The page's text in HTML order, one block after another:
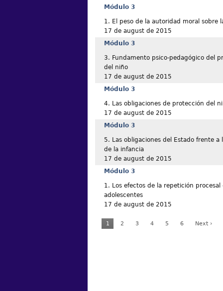
Módulo 3
1. El peso de la autoridad moral sobre
17 de august de 2015
Módulo 3
3. Fundamento psico-pedagógico del
del niño
17 de august de 2015
Módulo 3
4. Las obligaciones de protección del
17 de august de 2015
Módulo 3
5. Las obligaciones del Estado frente a
de la infancia
17 de august de 2015
Módulo 3
1. Los efectos de la repetición
adolescentes
17 de august de 2015
1 2 3 4 5 6 Next ›